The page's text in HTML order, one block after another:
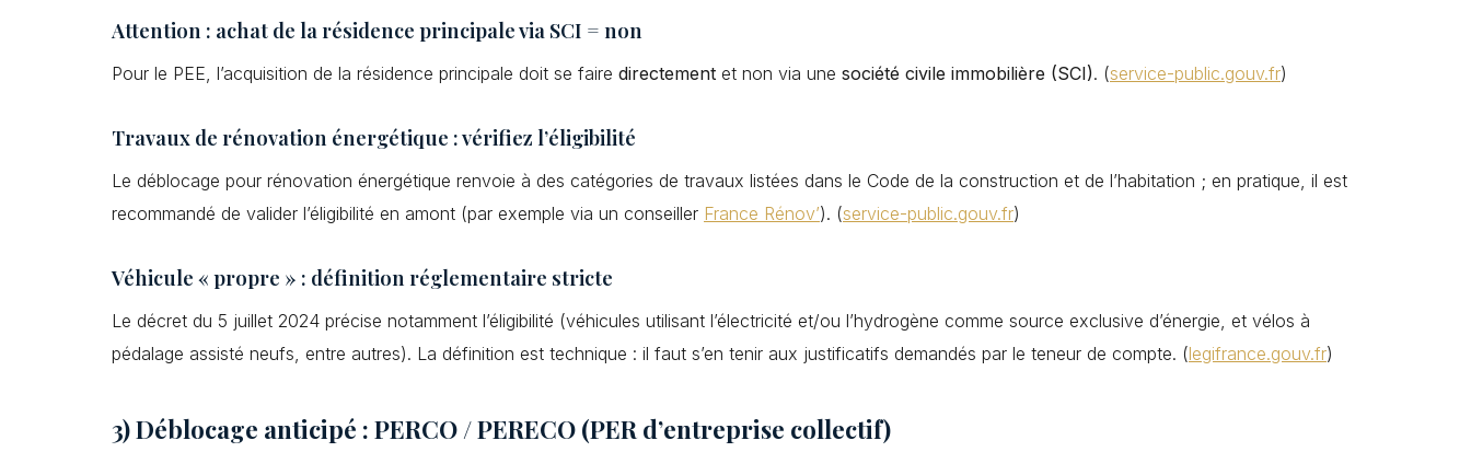
Attention : achat de la résidence principale via SCI = non
Pour le PEE, l’acquisition de la résidence principale doit se faire directement et non via une société civile immobilière (SCI). (service-public.gouv.fr)
Travaux de rénovation énergétique : vérifiez l’éligibilité
Le déblocage pour rénovation énergétique renvoie à des catégories de travaux listées dans le Code de la construction et de l’habitation ; en pratique, il est
recommandé de valider l’éligibilité en amont (par exemple via un conseiller France Rénov’). (service-public.gouv.fr)
Véhicule « propre » : définition réglementaire stricte
Le décret du 5 juillet 2024 précise notamment l’éligibilité (véhicules utilisant l’électricité et/ou l’hydrogène comme source exclusive d’énergie, et vélos à
pédalage assisté neufs, entre autres). La définition est technique : il faut s’en tenir aux justificatifs demandés par le teneur de compte. (legifrance.gouv.fr)
3) Déblocage anticipé : PERCO / PERECO (PER d’entreprise collectif)